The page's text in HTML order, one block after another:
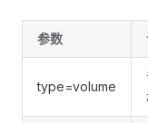
参数
type=volume